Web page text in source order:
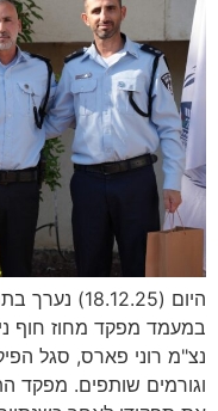
היום
במעמד מפקד מחוז חוף
נצ"מ רוני פארס, סגל
וגורמים שותפים. מפקד